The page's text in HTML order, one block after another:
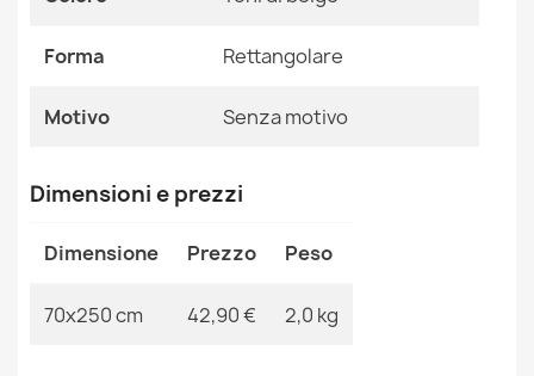
106,90 €
Tappeto TIMO 5979 cerchio SISAL all'aperto beige scuro
39,90 €
Ean13 2000000119977
MPN Kabis_21024
Forma Rettangolare
Motivo Senza motivo
Dimensioni e prezzi
Dimensione Prezzo Peso
70x250 cm 42,90 € 2,0 kg